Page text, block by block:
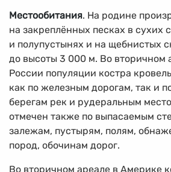
Местообитания. На родине
на закреплённых песках в сухих
и полупустынях и на щебнистых
до высоты 3 000 м. Во вторичном
России популяции костра
как по железным дорогам, так и
берегам рек и рудеральным
отмечен также по выпасаемым
залежам, пустырям, полям,
пород, обочинам дорог.
Во вторичном ареале в Америке